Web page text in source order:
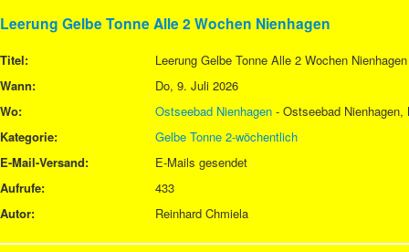
Leerung Gelbe Tonne Alle 2 Wochen Nienhagen
Titel:
Leerung Gelbe Tonne Alle 2 Wochen Nienhagen
Wann:
Do, 9. Juli 2026
Wo:
Ostseebad Nienhagen - Ostseebad Nienhagen,
Kategorie:
Gelbe Tonne 2-wöchentlich
E-Mail-Versand:
E-Mails gesendet
Aufrufe:
433
Autor:
Reinhard Chmiela